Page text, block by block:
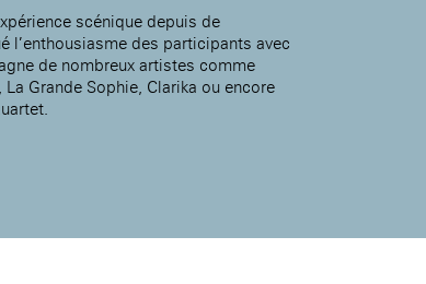
scénique depuis de
l’enthousiasme des participants avec
de nombreux artistes comme
Grande Sophie, Clarika ou encore